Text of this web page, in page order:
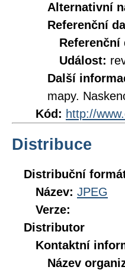
Alternativní
Referenční
Referenční
Událost:
Další
mapy.
Kód: http://
Distribuce
Distribuční
Název: JPEG
Verze:
Distributor
Kontaktní
Název